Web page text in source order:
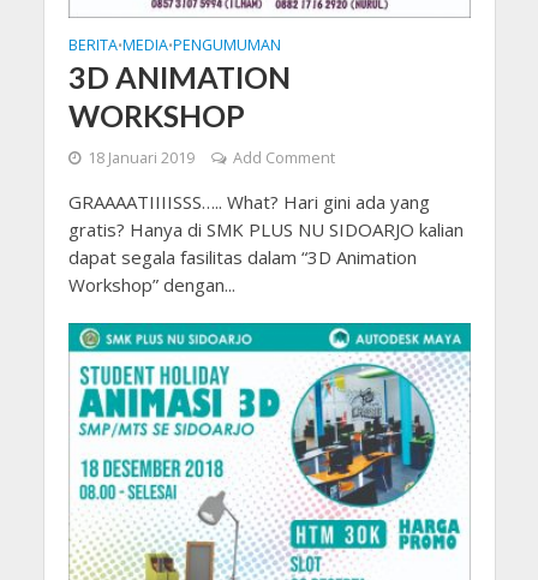
BERITA•MEDIA•PENGUMUMAN
3D ANIMATION
WORKSHOP
18 Januari 2019 Add Comment
GRAAAATIIIISSS….. What? Hari gini ada yang
gratis? Hanya di SMK PLUS NU SIDOARJO kalian
dapat segala fasilitas dalam “3D Animation
Workshop” dengan...